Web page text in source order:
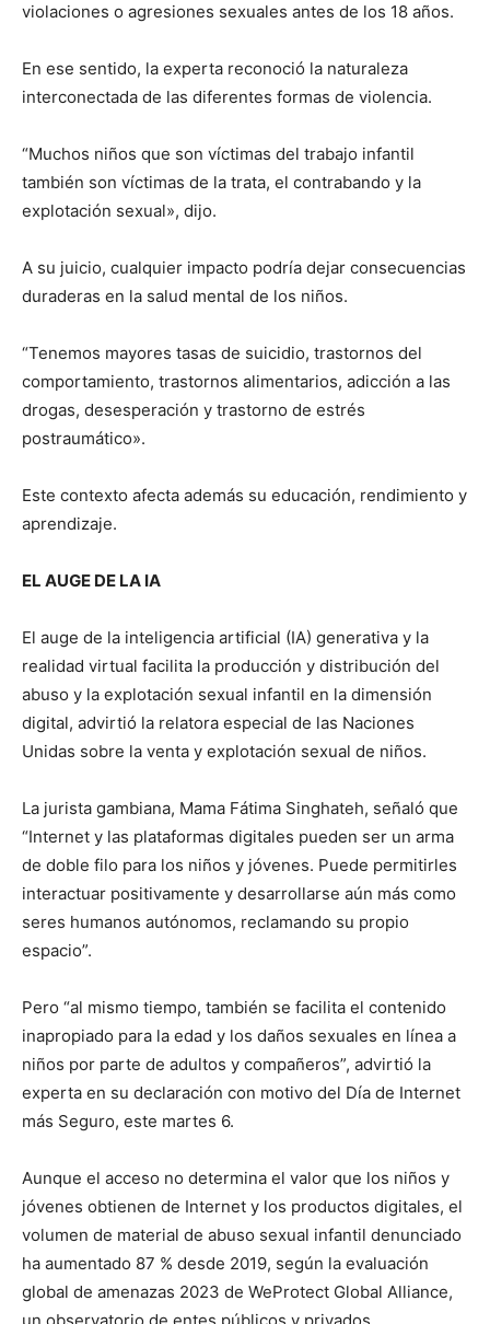
violaciones o agresiones sexuales antes de los 18 años.
En ese sentido, la experta reconoció la naturaleza
interconectada de las diferentes formas de violencia.
“Muchos niños que son víctimas del trabajo infantil
también son víctimas de la trata, el contrabando y la
explotación sexual», dijo.
A su juicio, cualquier impacto podría dejar consecuencias
duraderas en la salud mental de los niños.
“Tenemos mayores tasas de suicidio, trastornos del
comportamiento, trastornos alimentarios, adicción a las
drogas, desesperación y trastorno de estrés
postraumático».
Este contexto afecta además su educación, rendimiento y
aprendizaje.
EL AUGE DE LA IA
El auge de la inteligencia artificial (IA) generativa y la
realidad virtual facilita la producción y distribución del
abuso y la explotación sexual infantil en la dimensión
digital, advirtió la relatora especial de las Naciones
Unidas sobre la venta y explotación sexual de niños.
La jurista gambiana, Mama Fátima Singhateh, señaló que
“Internet y las plataformas digitales pueden ser un arma
de doble filo para los niños y jóvenes. Puede permitirles
interactuar positivamente y desarrollarse aún más como
seres humanos autónomos, reclamando su propio
espacio”.
Pero “al mismo tiempo, también se facilita el contenido
inapropiado para la edad y los daños sexuales en línea a
niños por parte de adultos y compañeros”, advirtió la
experta en su declaración con motivo del Día de Internet
más Seguro, este martes 6.
Aunque el acceso no determina el valor que los niños y
jóvenes obtienen de Internet y los productos digitales, el
volumen de material de abuso sexual infantil denunciado
ha aumentado 87 % desde 2019, según la evaluación
global de amenazas 2023 de WeProtect Global Alliance,